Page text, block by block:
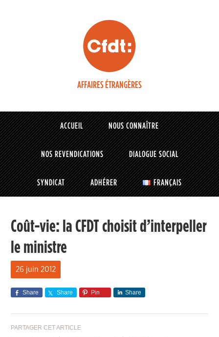
AFFAIRES ÉTRANGÈRES
ACCUEIL NOUS CONNAÎTRE
NOS REVENDICATIONS DIALOGUE SOCIAL
SYNDICAT ADHÉRER FRANÇAIS
Coût-vie: la CFDT choisit d’interpeller
le ministre
26 juin 2012
Share Share Pin Share
PARTAGER CET ARTICLE